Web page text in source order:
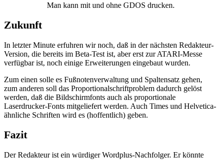
Man kann mit und ohne GDOS drucken.
Zukunft
In letzter Minute erfuhren wir noch, daß in der nächsten Redakteur-
Version, die bereits im Beta-Test ist, aber erst zur ATARI-Messe
verfügbar ist, noch einige Erweiterungen eingebaut wurden.
Zum einen solle es Fußnotenverwaltung und Spaltensatz gehen,
zum anderen soll das Proportionalschriftproblem dadurch gelöst
werden, daß die Bildschirmfonts auch als proportionale
Laserdrucker-Fonts mitgeliefert werden. Auch Times und Helvetica-
ähnliche Schriften wird es (hoffentlich) geben.
Fazit
Der Redakteur ist ein würdiger Wordplus-Nachfolger. Er könnte